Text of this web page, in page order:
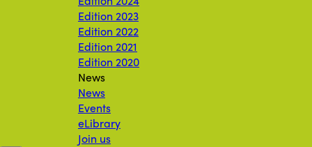
Edition 2023
Edition 2022
Edition 2021
Edition 2020
News
News
Events
eLibrary
Join us